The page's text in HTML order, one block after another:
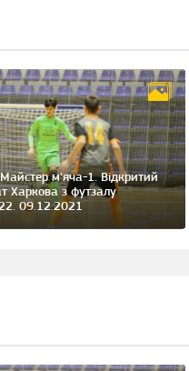
м'яча-1. Відкритий
Харкова з футзалу
09.12.2021